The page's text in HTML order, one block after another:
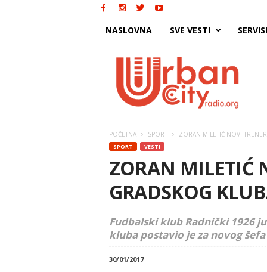
NASLOVNA SVE VESTI
POČETNA SPORT ZORAN MILETIĆ NOVI
SPORT VESTI
ZORAN MILETIĆ
GRADSKOG
Fudbalski klub Radnički 1926
kluba postavio je za novog
30/01/2017